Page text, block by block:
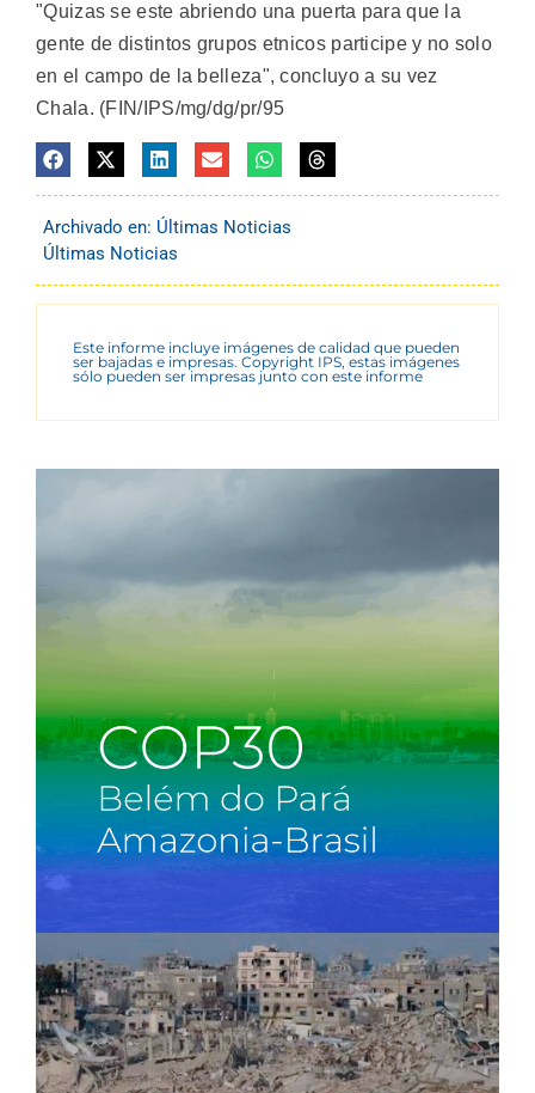
"Quizas se este abriendo una puerta para que la
gente de distintos grupos etnicos participe y no solo
en el campo de la belleza", concluyo a su vez
Chala. (FIN/IPS/mg/dg/pr/95
Archivado en: Últimas Noticias
Últimas Noticias
Este informe incluye imágenes de calidad que pueden
ser bajadas e impresas. Copyright IPS, estas imágenes
sólo pueden ser impresas junto con este informe